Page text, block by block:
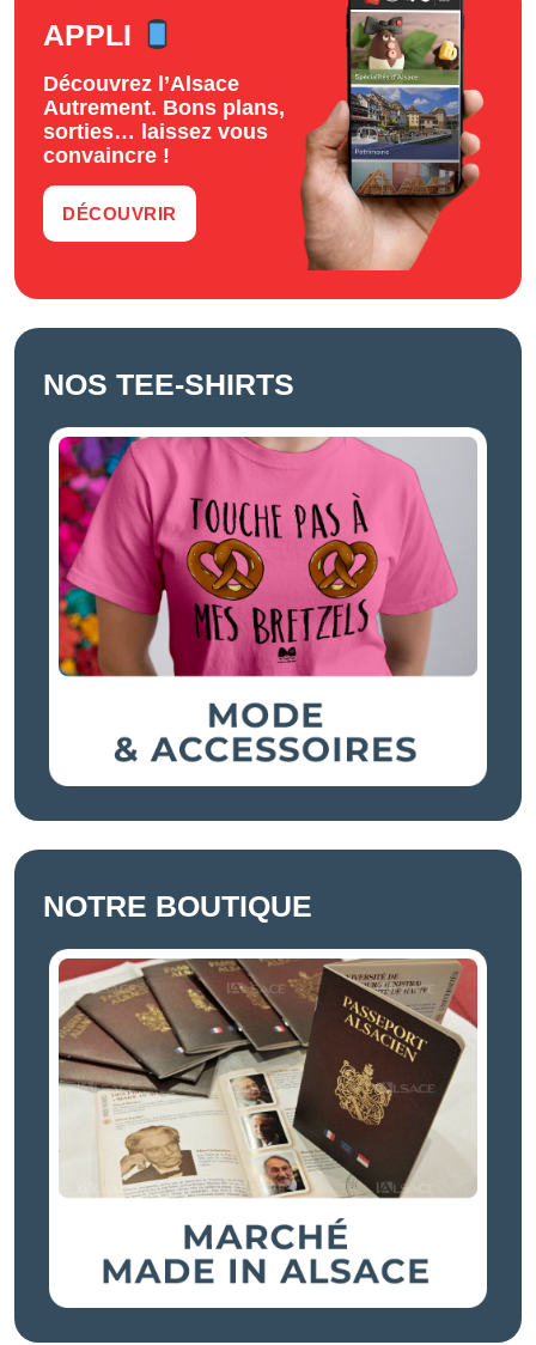
APPLI
Découvrez l’Alsace
Autrement. Bons plans,
sorties… laissez vous
convaincre !
DÉCOUVRIR
NOS TEE-SHIRTS
NOTRE BOUTIQUE